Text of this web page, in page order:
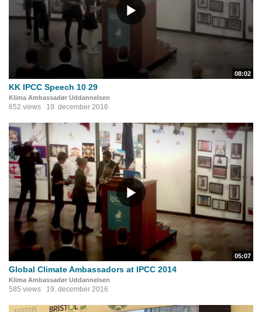
08:02
KK IPCC Speech 10 29
Klima Ambassadør Uddannelsen
652 views 19. december 2016
05:07
Global Climate Ambassadors at IPCC 2014
Klima Ambassadør Uddannelsen
585 views 19. december 2016